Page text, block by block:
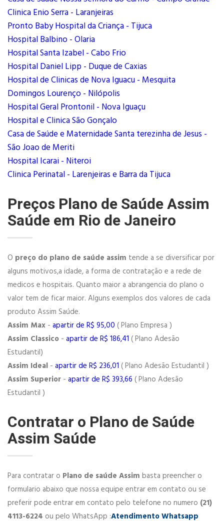
Clinica Enio Serra - Laranjeiras
Pronto Baby Hospital da Criança - Tijuca
Hospital Balbino - Olaria
Hospital Santa Izabel - Cabo Frio
Hospital Daniel Lipp - Duque de Caxias
Hospital de Clinicas de Nova Iguacu - Mesquita
Domingos Lourenço - Nilópolis
Hospital Geral Prontonil - Nova Iguaçu
Hospital e Clinica São Gonçalo
Casa de Saúde e Maternidade Santa terezinha de Jesus -
São Joao de Meriti
Hospital Icarai - Niteroi
Clinica Perinatal - Larenjeiras e Barra da Tijuca
Preços Plano de Saúde Assim
Saúde em Rio de Janeiro
O preço do plano de saúde assim tende a se diversificar por
alguns motivos,a idade, a forma de contratação e a rede de
medicos e hospitais. Quanto maior a abrangencia do plano o
valor tem de ficar maior. Alguns exemplos dos valores de cada
produto Assim Saúde.
Assim Max - apartir de R$ 95,00 ( Plano Empresa )
Assim Classico - apartir de R$ 186,41 ( Plano Adesão
Estudantil)
Assim Ideal - apartir de R$ 236,01 ( Plano Adesão Estudantil )
Assim Superior - apartir de R$ 393,66 ( Plano Adesão
Estudantil )
Contratar o Plano de Saúde
Assim Saúde
Para contratar o Plano de saúde Assim basta preencher o
formulario abaixo que nossa equipe entrar em contato ou se
preferir pode entrar em contato pelo telefone no numero (21)
4113-6224 ou pelo WhatsApp :Atendimento Whatsapp